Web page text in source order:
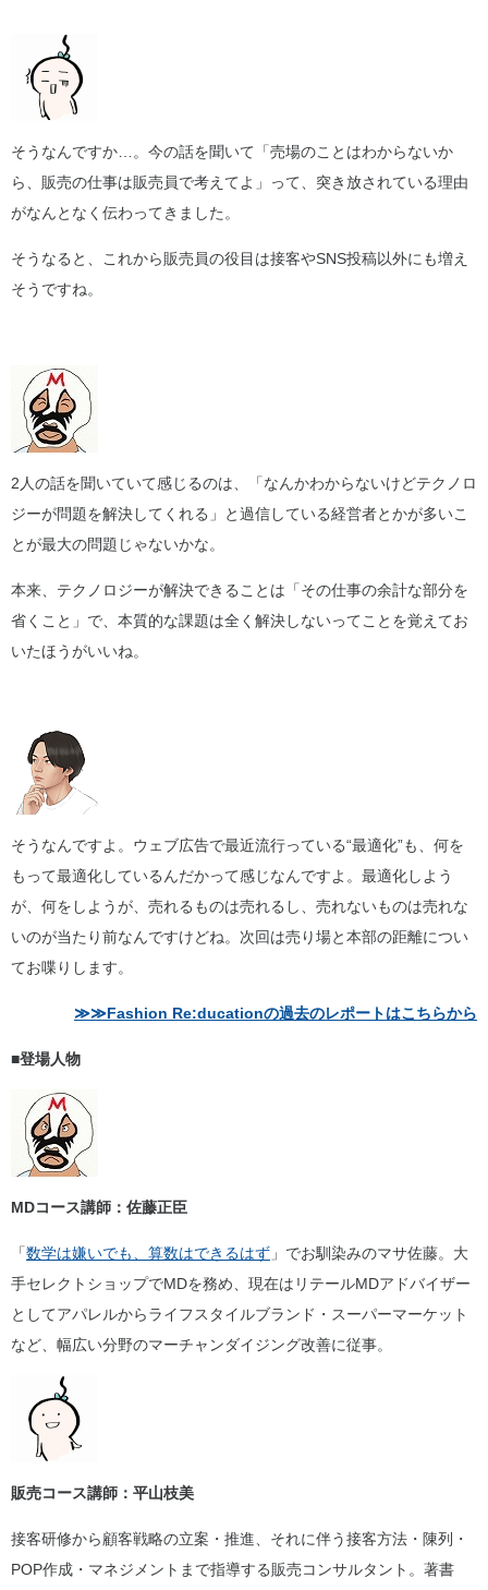
そうなんですか…。今の話を聞いて「売場のことはわからないか
ら、販売の仕事は販売員で考えてよ」って、突き放されている理由
がなんとなく伝わってきました。
そうなると、これから販売員の役目は接客やSNS投稿以外にも増え
そうですね。
2人の話を聞いていて感じるのは、「なんかわからないけどテクノロ
ジーが問題を解決してくれる」と過信している経営者とかが多いこ
とが最大の問題じゃないかな。
本来、テクノロジーが解決できることは「その仕事の余計な部分を
省くこと」で、本質的な課題は全く解決しないってことを覚えてお
いたほうがいいね。
そうなんですよ。ウェブ広告で最近流行っている“最適化”も、何を
もって最適化しているんだかって感じなんですよ。最適化しよう
が、何をしようが、売れるものは売れるし、売れないものは売れな
いのが当たり前なんですけどね。次回は売り場と本部の距離につい
てお喋りします。
≫≫Fashion Re:ducationの過去のレポートはこちらから
■登場人物
MDコース講師：佐藤正臣
「数学は嫌いでも、算数はできるはず 」でお馴染みのマサ佐藤。大
手セレクトショップでMDを務め、現在はリテールMDアドバイザー
としてアパレルからライフスタイルブランド・スーパーマーケット
など、幅広い分野のマーチャンダイジング改善に従事。
販売コース講師：平山枝美
接客研修から顧客戦略の立案・推進、それに伴う接客方法・陳列・
POP作成・マネジメントまで指導する販売コンサルタント。著書